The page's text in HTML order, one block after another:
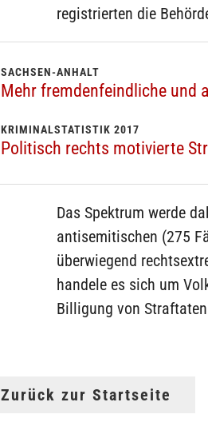
registrierten die
SACHSEN-ANHALT
Mehr fremdenfeindliche und
KRIMINALSTATISTIK 2017
Politisch rechts motivierte
Das Spektrum werde
antisemitischen (275
überwiegend
handele es sich um
Billigung von
Zurück zur Startseite